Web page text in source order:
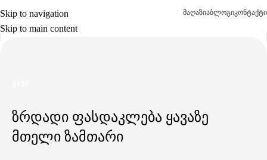
Skip to navigation
Skip to main content
მაღაზიაბლოგიკონტაქტი
ზრდადი ფასდაკლება ყავაზე
მთელი ზამთარი